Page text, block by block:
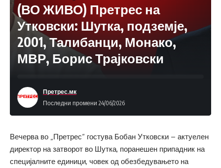
(ВО ЖИВО) Претрес на
Утковски: Шутка, подземје,
2001, Талибанци, Монако,
МВР, Борис Трајковски
Последни промени 24/06/2026
Претрес.мк
Вечерва во „Претрес“ гостува Бобан Утковски – актуелен
директор на затворот во Шутка, поранешен припадник на
специјалните единици, човек од обезбедувањето на